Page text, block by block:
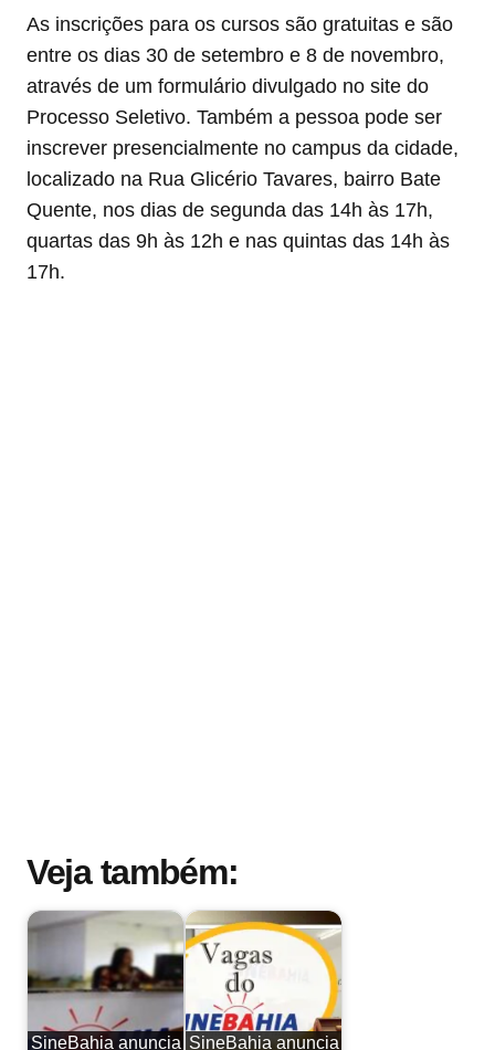
As inscrições para os cursos são gratuitas e são
entre os dias 30 de setembro e 8 de novembro,
através de um formulário divulgado no site do
Processo Seletivo. Também a pessoa pode ser
inscrever presencialmente no campus da cidade,
localizado na Rua Glicério Tavares, bairro Bate
Quente, nos dias de segunda das 14h às 17h,
quartas das 9h às 12h e nas quintas das 14h às
17h.
Veja também:
SineBahia anuncia SineBahia anuncia